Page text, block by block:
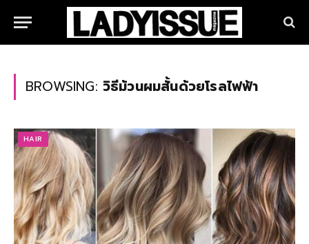
BROWSING: วิธีม้วนผมสั้นด้วยโรลไฟฟ้า
HAIR